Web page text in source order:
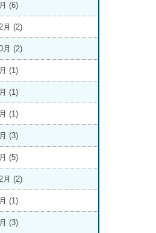
(6)
月 (2)
月 (2)
(1)
(1)
(1)
(3)
(5)
月 (2)
(1)
(3)